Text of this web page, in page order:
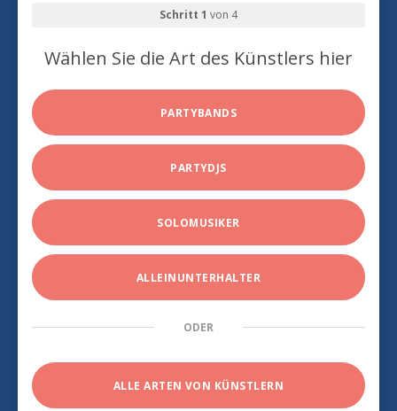
Schritt 1 von 4
Wählen Sie die Art des Künstlers hier
PARTYBANDS
PARTYDJS
SOLOMUSIKER
ALLEINUNTERHALTER
ODER
ALLE ARTEN VON KÜNSTLERN